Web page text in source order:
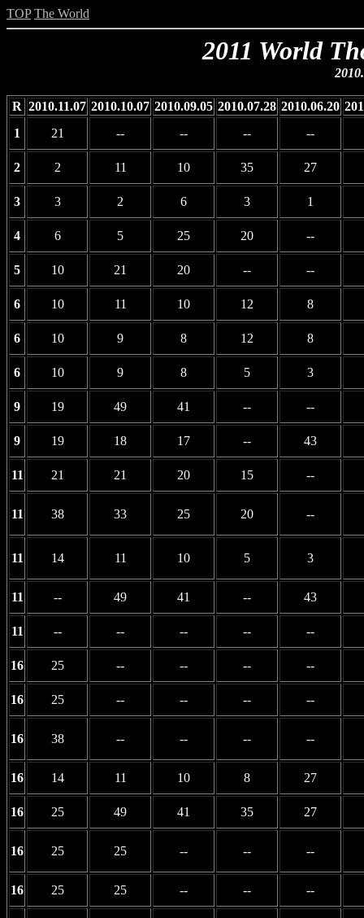
TOP The World
2011 World
R 2010.11.07 2010.10.07 2010.09.05 2010.07.28 2010.06.20
1
21 -- -- -- --
2 2 11 10 35 27
3 3 2 6 3 1
4 6 5 25 20 --
5 10 21 20 -- --
6 10 11 10 12 8
6 10 9 8 12 8
6 10 9 8 5 3
9 19 49 41 -- --
9 19 18 17 -- 43
11 21 21 20 15 --
11 38 33 25 20 --
11 14 11 10 5 3
11 -- 49 41 -- 43
11 -- -- -- -- --
16 25 -- -- -- --
16 25 -- -- -- --
16 38 -- -- -- --
16 14 11 10 8 27
16 25 49 41 35 27
16 25 25 -- -- --
16 25 25 -- -- --